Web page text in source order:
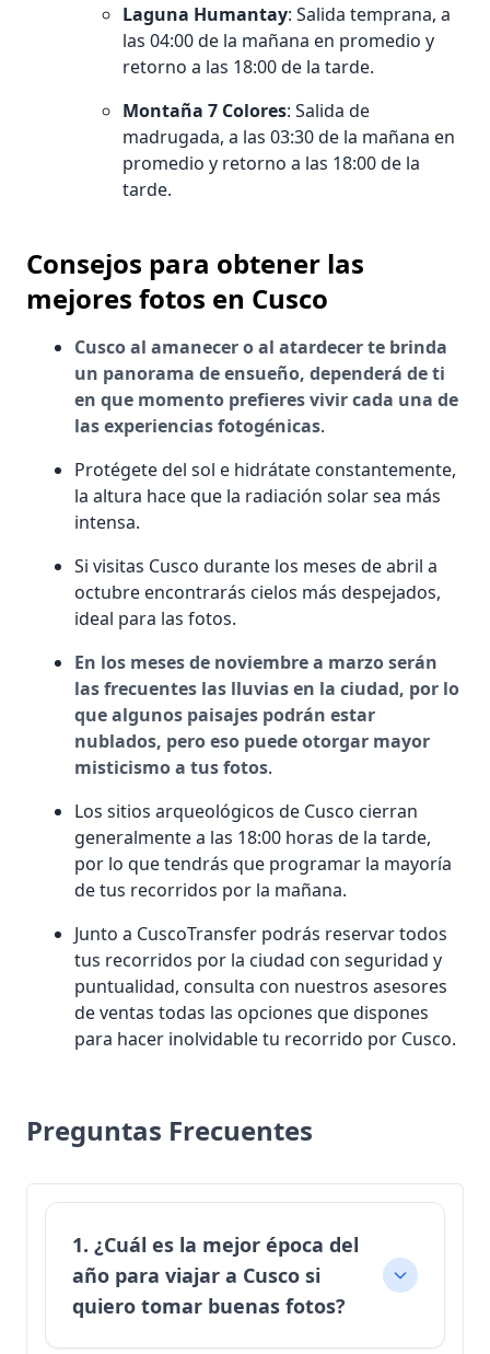
Laguna Humantay: Salida temprana, a
las 04:00 de la mañana en promedio y
retorno a las 18:00 de la tarde.
Montaña 7 Colores: Salida de
madrugada, a las 03:30 de la mañana en
promedio y retorno a las 18:00 de la
tarde.
Consejos para obtener las
mejores fotos en Cusco
Cusco al amanecer o al atardecer te brinda
un panorama de ensueño, dependerá de ti
en que momento prefieres vivir cada una de
las experiencias fotogénicas.
Protégete del sol e hidrátate constantemente,
la altura hace que la radiación solar sea más
intensa.
Si visitas Cusco durante los meses de abril a
octubre encontrarás cielos más despejados,
ideal para las fotos.
En los meses de noviembre a marzo serán
las frecuentes las lluvias en la ciudad, por lo
que algunos paisajes podrán estar
nublados, pero eso puede otorgar mayor
misticismo a tus fotos.
Los sitios arqueológicos de Cusco cierran
generalmente a las 18:00 horas de la tarde,
por lo que tendrás que programar la mayoría
de tus recorridos por la mañana.
Junto a CuscoTransfer podrás reservar todos
tus recorridos por la ciudad con seguridad y
puntualidad, consulta con nuestros asesores
de ventas todas las opciones que dispones
para hacer inolvidable tu recorrido por Cusco.
Preguntas Frecuentes
1. ¿Cuál es la mejor época del
año para viajar a Cusco si
quiero tomar buenas fotos?